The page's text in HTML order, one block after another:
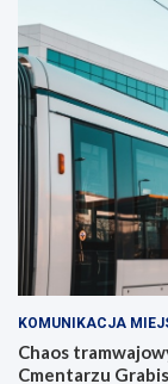
KOMUNIKACJA
Chaos
Cmentarzu